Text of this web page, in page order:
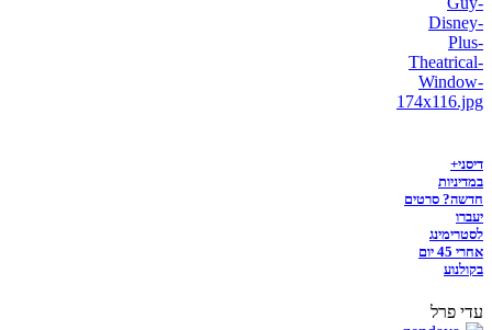
דיסני+
במדיניות
חדשה? סרטים
יעברו
לסטרימינג
אחרי 45 יום
בקולנוע
עדי פרל